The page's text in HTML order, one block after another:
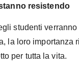
resistendo
studenti
la loro importanza
per tutta la vita.